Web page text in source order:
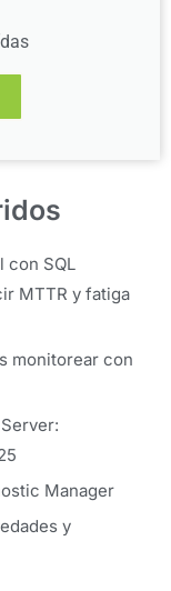
con SQL
MTTR y fatiga
monitorear con
Manager
y